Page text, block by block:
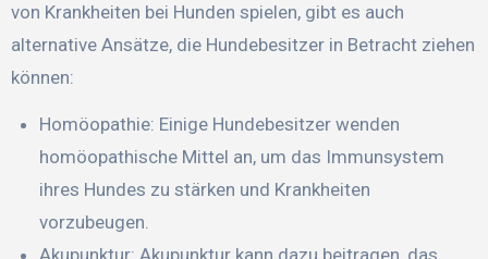
von Krankheiten bei Hunden spielen, gibt es auch
alternative Ansätze, die Hundebesitzer in Betracht ziehen
können:
Homöopathie: Einige Hundebesitzer wenden
homöopathische Mittel an, um das Immunsystem
ihres Hundes zu stärken und Krankheiten
vorzubeugen.